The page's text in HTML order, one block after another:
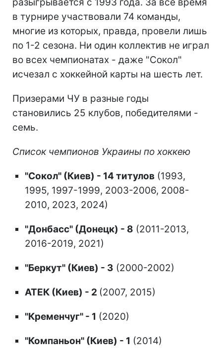
в турнире участвовали 74 команды,
многие из которых, правда, провели лишь
по 1-2 сезона. Ни один коллектив не играл
во всех чемпионатах - даже "Сокол"
исчезал с хоккейной карты на шесть лет.
Призерами ЧУ в разные годы
становились 25 клубов, победителями -
семь.
Список чемпионов Украины по хоккею
"Сокол" (Киев) - 14 титулов (1993,
1995, 1997-1999, 2003-2006, 2008-
2010, 2023, 2024)
"Донбасс" (Донецк) - 8 (2011-2013,
2016-2019, 2021)
"Беркут" (Киев) - 3 (2000-2002)
АТЕК (Киев) - 2 (2007, 2015)
"Кременчуг" - 1 (2020)
"Компаньон" (Киев) - 1 (2014)